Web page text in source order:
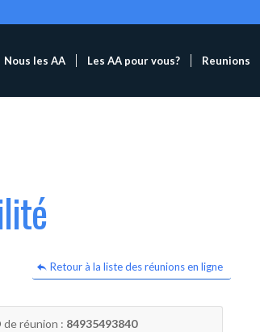
Nous les AA Les AA pour vous? Reunions
Retour à la liste des réunions en ligne
de réunion : 84935493840